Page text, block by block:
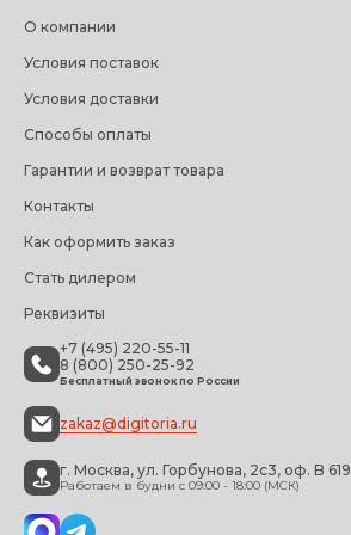
+7 (495) 220-55-11
8 (800) 250-25-92
Бесплатный звонок по России
zakaz@digitoria.ru
г. Москва, ул. Горбунова, 2с3, оф. B 619
Работаем в будни с 09:00 - 18:00 (МСК)
О компании
Условия поставок
Условия доставки
Способы оплаты
Гарантии и возврат товара
Контакты
Как оформить заказ
Стать дилером
Реквизиты